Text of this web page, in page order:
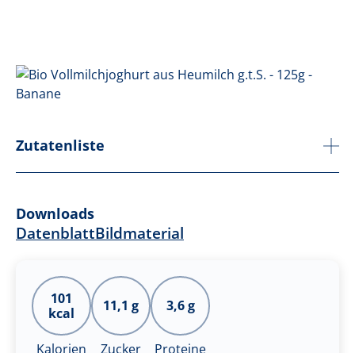
Zutatenliste
Downloads
DatenblattBildmaterial
101
kcal
Kalorien
11,1 g
Zucker
3,6 g
Proteine